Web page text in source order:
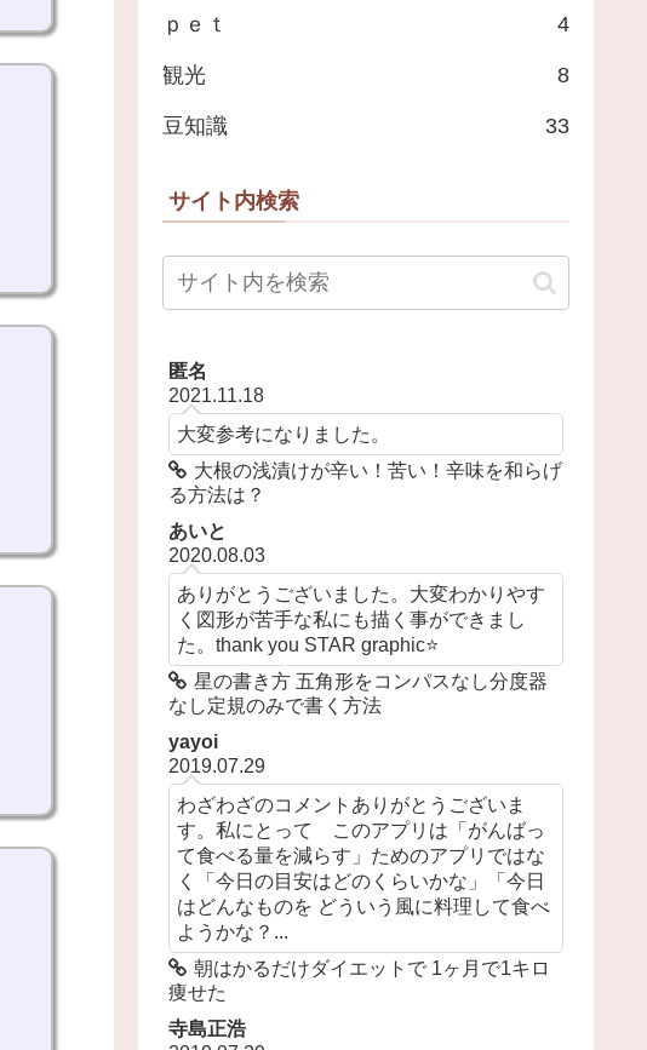
ｐｅｔ 4
観光 8
豆知識 33
サイト内検索
匿名
2021.11.18
大変参考になりました。
大根の浅漬けが辛い！苦い！辛味を和らげ
る方法は？
あいと
2020.08.03
ありがとうございました。大変わかりやす
く図形が苦手な私にも描く事ができまし
た。thank you STAR graphic⭐️
星の書き方 五角形をコンパスなし分度器
なし定規のみで書く方法
yayoi
2019.07.29
わざわざのコメントありがとうございま
す。私にとって このアプリは「がんばっ
て食べる量を減らす」ためのアプリではな
く「今日の目安はどのくらいかな」「今日
はどんなものを どういう風に料理して食べ
ようかな？...
朝はかるだけダイエットで 1ヶ月で1キロ
痩せた
寺島正浩